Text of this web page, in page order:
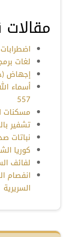
لغات
إجهاض
أسماء
557
مسكنات
تشفير
نباتات
كوريا
لفائف
انفصام
السريرية